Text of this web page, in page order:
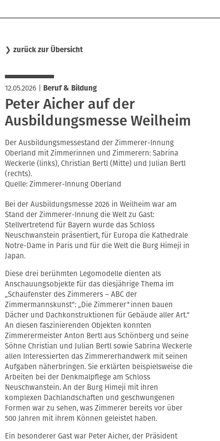
❯ zurück zur Übersicht
12.05.2026 Beruf & Bildung
Peter Aicher auf der
Ausbildungsmesse Weilheim
Der Ausbildungsmessestand der Zimmerer-Innung
Oberland mit Zimmerinnen und Zimmerern: Sabrina
Weckerle (links), Christian Bertl (Mitte) und Julian Bertl
(rechts).
Quelle: Zimmerer-Innung Oberland
Bei der Ausbildungsmesse 2026 in Weilheim war am
Stand der Zimmerer-Innung die Welt zu Gast:
Stellvertretend für Bayern wurde das Schloss
Neuschwanstein präsentiert, für Europa die Kathedrale
Notre-Dame in Paris und für die Welt die Burg Himeji in
Japan.
Diese drei berühmten Legomodelle dienten als
Anschauungsobjekte für das diesjährige Thema im
„Schaufenster des Zimmerers – ABC der
Zimmermannskunst“: „Die Zimmerer*innen bauen
Dächer und Dachkonstruktionen für Gebäude aller Art.“
An diesen faszinierenden Objekten konnten
Zimmerermeister Anton Bertl aus Schönberg und seine
Söhne Christian und Julian Bertl sowie Sabrina Weckerle
allen Interessierten das Zimmererhandwerk mit seinen
Aufgaben näherbringen. Sie erklärten beispielsweise die
Arbeiten bei der Denkmalpflege am Schloss
Neuschwanstein. An der Burg Himeji mit ihren
komplexen Dachlandschaften und geschwungenen
Formen war zu sehen, was Zimmerer bereits vor über
500 Jahren mit ihrem Können geleistet haben.
Ein besonderer Gast war Peter Aicher, der Präsident